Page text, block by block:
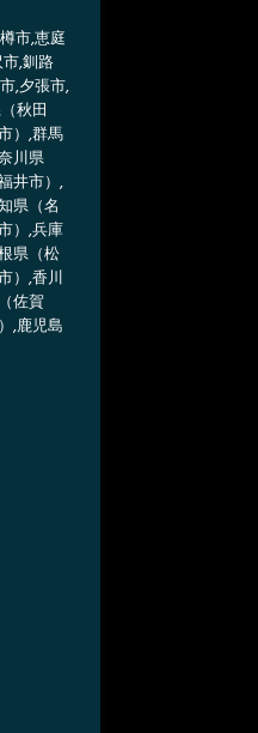
市,恵庭
,釧路
,夕張市,
秋田
）,群馬
川県
井市）,
県（名
）,兵庫
県（松
）,香川
佐賀
,鹿児島